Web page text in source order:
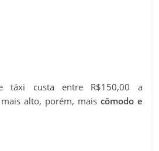
táxi custa entre R$150,00 a
alto, porém, mais cômodo e